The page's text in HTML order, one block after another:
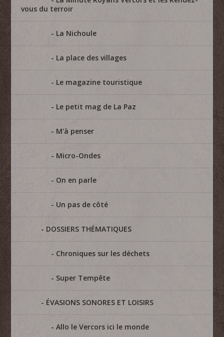
vous du terroir
La Nichoule
La place des villages
Le magazine touristique
Le petit mag de La Paz
M'à penser
Micro-Ondes
On en parle
Un pas de côté
DOSSIERS THÉMATIQUES
Chroniques sur les déchets
Super Tempête
ÉVASIONS SONORES ET LOISIRS
Allo le Vercors ici le monde